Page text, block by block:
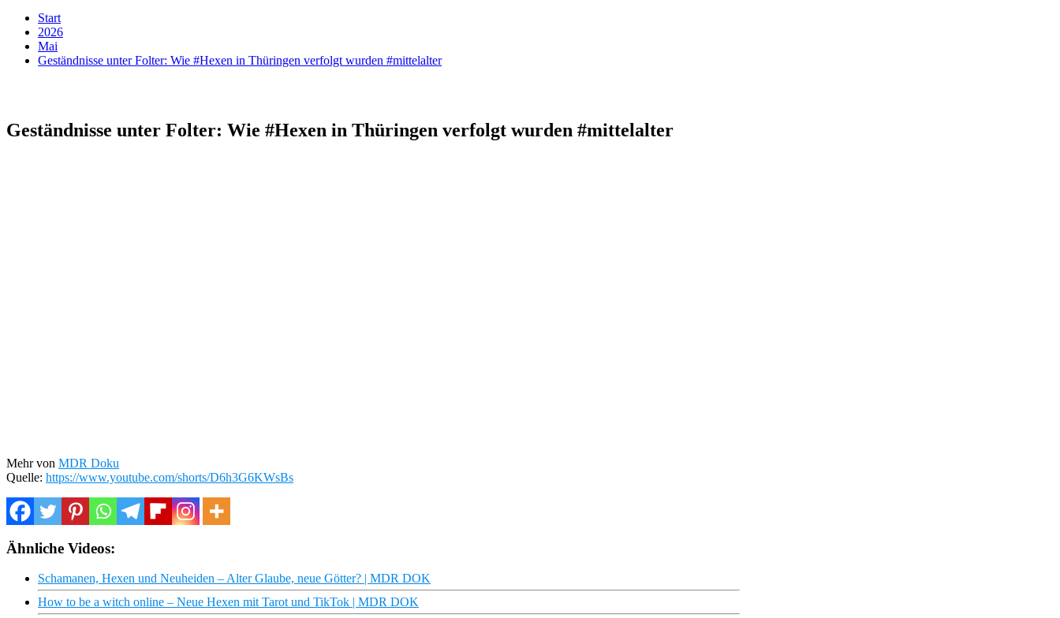
Start
2026
Mai
Geständnisse unter Folter: Wie #Hexen in Thüringen verfolgt wurden #mittelalter
Geständnisse unter Folter: Wie #Hexen in Thüringen verfolgt wurden #mittelalter
Mehr von MDR Doku
Quelle: https://www.youtube.com/shorts/D6h3G6KWsBs
Ähnliche Videos:
Schamanen, Hexen und Neuheiden – Alter Glaube, neue Götter? | MDR DOK
How to be a witch online – Neue Hexen mit Tarot und TikTok | MDR DOK